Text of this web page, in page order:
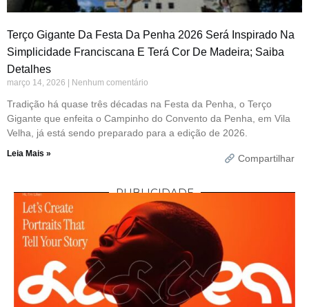
Terço Gigante Da Festa Da Penha 2026 Será Inspirado Na
Simplicidade Franciscana E Terá Cor De Madeira; Saiba
Detalhes
março 14, 2026 Nenhum comentário
Tradição há quase três décadas na Festa da Penha, o Terço
Gigante que enfeita o Campinho do Convento da Penha, em Vila
Velha, já está sendo preparado para a edição de 2026.
Leia Mais » Compartilhar
PUBLICIDADE